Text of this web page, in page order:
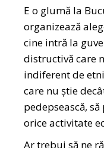
E o glumă la
organizează
cine intră la
distructivă care
indiferent de
care nu știe
pedepsească,
orice activitate
Ar trebui să ne